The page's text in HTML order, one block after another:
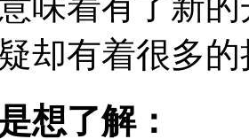
却有着很多
想了解：